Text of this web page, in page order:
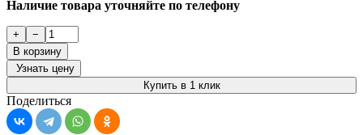
Наличие товара уточняйте по телефону
+
−
В корзину
Узнать цену
Купить в 1 клик
Поделиться